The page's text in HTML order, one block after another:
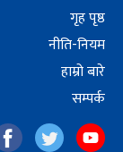
गृह पृष्ठ
नीति-नियम
हाम्रो बारे
सम्पर्क